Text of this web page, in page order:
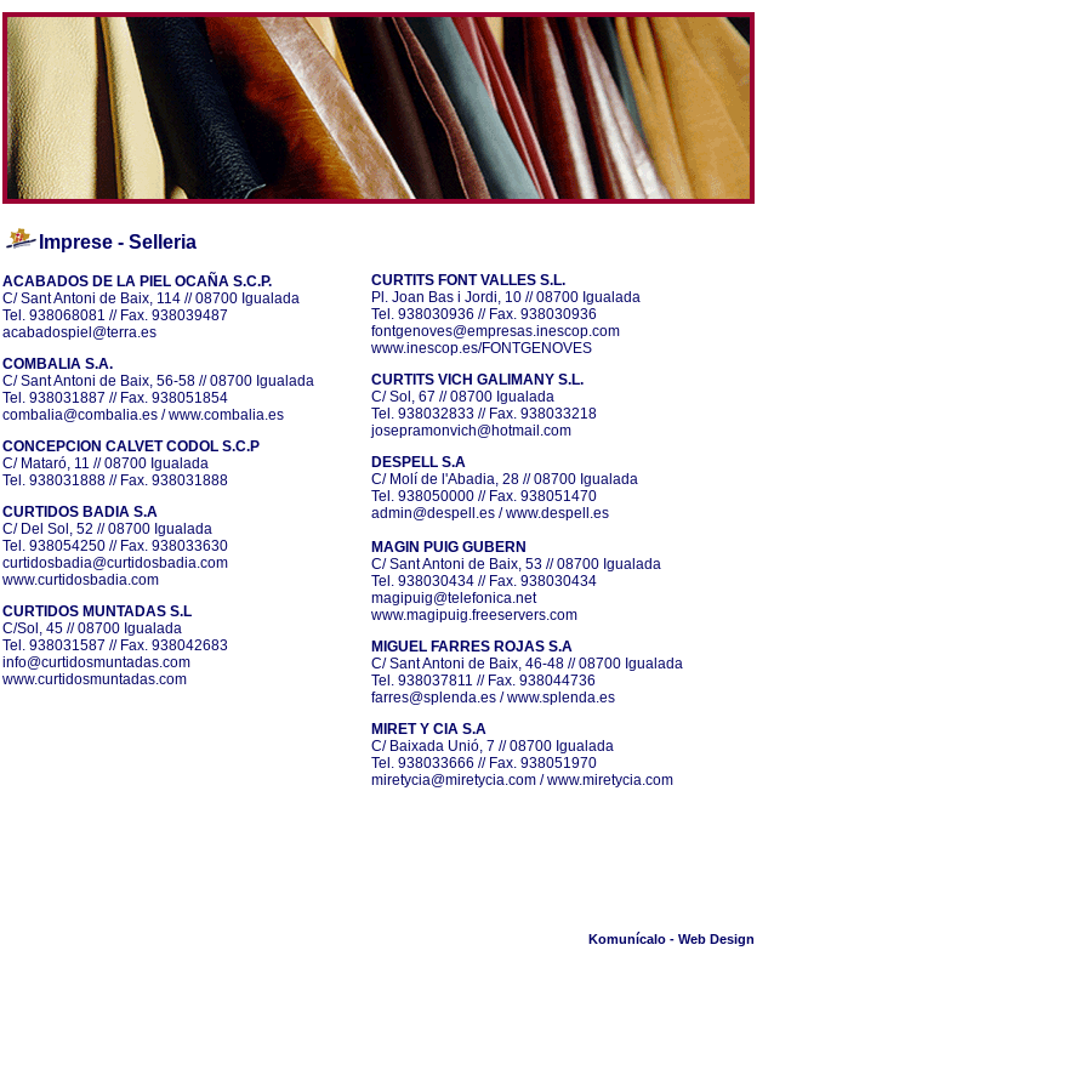
Imprese- Selleria
ACABADOS DE LA PIEL OCAÑA S.C.P.
C/ Sant Antoni de Baix, 114 // 08700 Igualada
Tel. 938068081 // Fax. 938039487
acabadospiel@terra.es
COMBALIA S.A.
C/ Sant Antoni de Baix, 56-58 // 08700 Igualada
Tel. 938031887 // Fax. 938051854
combalia@combalia.es/www.combalia.es
CONCEPCION CALVET CODOL S.C.P
C/ Mataró, 11 // 08700 Igualada
Tel. 938031888 // Fax. 938031888
CURTIDOS BADIA S.A
C/ Del Sol, 52 // 08700 Igualada
Tel. 938054250 // Fax. 938033630
curtidosbadia@curtidosbadia.com
www.curtidosbadia.com
CURTIDOS MUNTADAS S.L
C/Sol, 45 // 08700 Igualada
Tel. 938031587 // Fax. 938042683
info@curtidosmuntadas.com
www.curtidosmuntadas.com
CURTITS FONT VALLES S.L.
Pl. Joan Bas i Jordi, 10 // 08700 Igualada
Tel. 938030936 // Fax. 938030936
fontgenoves@empresas.inescop.com
www.inescop.es/FONTGENOVES
CURTITS VICH GALIMANY S.L.
C/ Sol, 67 // 08700 Igualada
Tel. 938032833 // Fax. 938033218
josepramonvich@hotmail.com
DESPELL S.A
C/ Molí de l'Abadia, 28 // 08700 Igualada
Tel. 938050000 // Fax. 938051470
admin@despell.es/www.despell.es
MAGIN PUIG GUBERN
C/ Sant Antoni de Baix, 53 // 08700 Igualada
Tel. 938030434 // Fax. 938030434
magipuig@telefonica.net
www.magipuig.freeservers.com
MIGUEL FARRES ROJAS S.A
C/ Sant Antoni de Baix, 46-48 // 08700 Igualada
Tel. 938037811 // Fax. 938044736
farres@splenda.es/www.splenda.es
MIRET Y CIA S.A
C/ Baixada Unió, 7 // 08700 Igualada
Tel. 938033666 // Fax. 938051970
miretycia@miretycia.com/www.miretycia.com
Komunícalo - Web Design